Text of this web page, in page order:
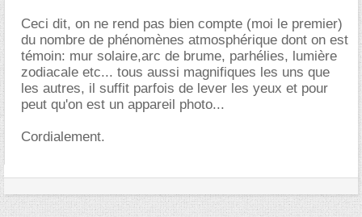
Ceci dit, on ne rend pas bien compte (moi le premier)
du nombre de phénomènes atmosphérique dont on est
témoin: mur solaire,arc de brume, parhélies, lumière
zodiacale etc... tous aussi magnifiques les uns que
les autres, il suffit parfois de lever les yeux et pour
peut qu'on est un appareil photo...
Cordialement.